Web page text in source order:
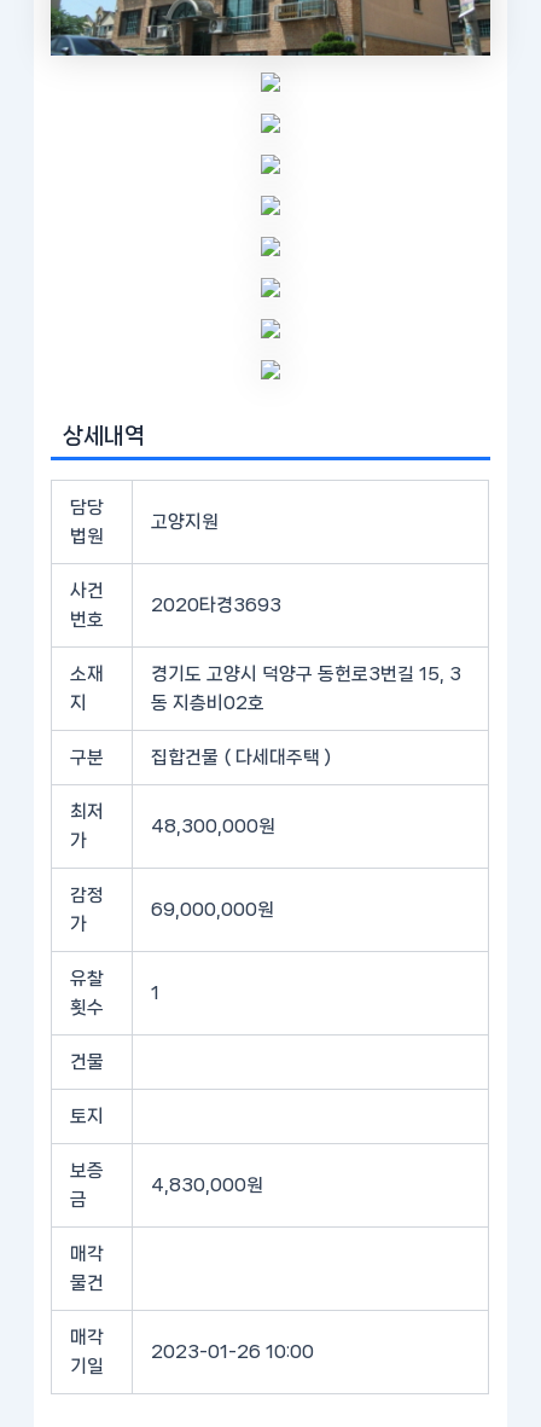
상세내역
담당
법원
고양지원
사건
번호
2020타경3693
소재
지
경기도 고양시 덕양구 동헌로3번길 15, 3
동 지층비02호
구분 집합건물 ( 다세대주택 )
최저
가
48,300,000원
감정
가
69,000,000원
유찰
횟수
1
건물
토지
보증
금
4,830,000원
매각
물건
매각
기일
2023-01-26 10:00